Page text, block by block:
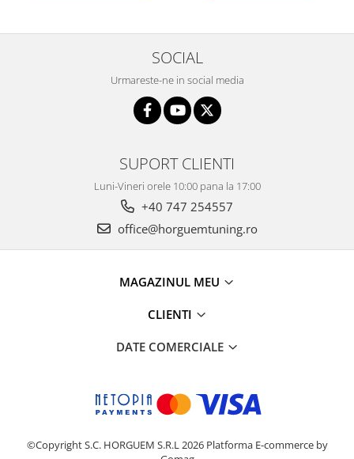
SOCIAL
Urmareste-ne in social media
SUPORT CLIENTI
Luni-Vineri orele 10:00 pana la 17:00
+40 747 254557
office@horguemtuning.ro
MAGAZINUL MEU
CLIENTI
DATE COMERCIALE
©Copyright S.C. HORGUEM S.R.L 2026 Platforma E-commerce by